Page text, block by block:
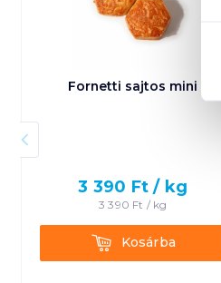
Fornetti sajtos mini
3 390 Ft / kg
3 390 Ft / kg
KosárbaKosárba